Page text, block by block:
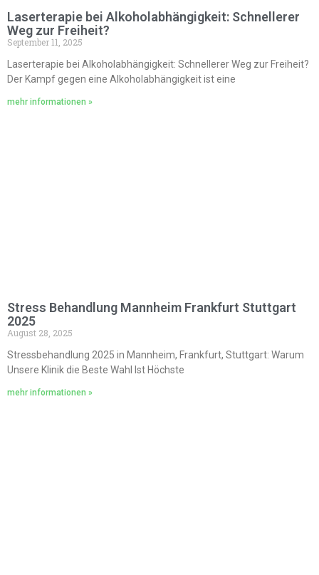
Laserterapie bei Alkoholabhängigkeit: Schnellerer
Weg zur Freiheit?
September 11, 2025
Laserterapie bei Alkoholabhängigkeit: Schnellerer Weg zur Freiheit?
Der Kampf gegen eine Alkoholabhängigkeit ist eine
mehr informationen »
Stress Behandlung Mannheim Frankfurt Stuttgart
2025
August 28, 2025
Stressbehandlung 2025 in Mannheim, Frankfurt, Stuttgart: Warum
Unsere Klinik die Beste Wahl Ist Höchste
mehr informationen »